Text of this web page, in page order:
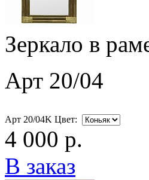
Зеркало в
Арт 20/04
Арт 20/04K Цвет:
4 000 р.
В заказ